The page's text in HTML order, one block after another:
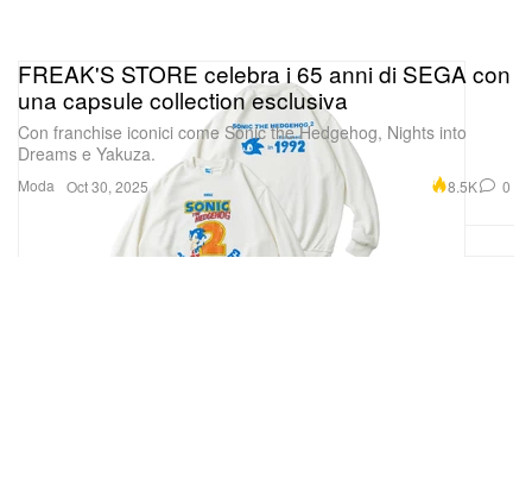
Moda
FREAK'S STORE celebra i 65 anni di SEGA con
una capsule collection esclusiva
Con franchise iconici come Sonic the Hedgehog, Nights into
Dreams e Yakuza.
Oct 30, 2025 8.5K 0